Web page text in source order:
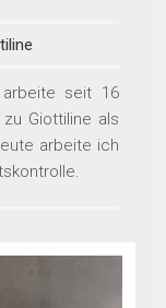
seit 16
Giottiline als
arbeite ich